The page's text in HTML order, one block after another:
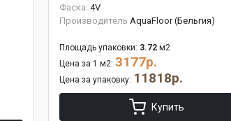
Фаска: 4V
Производитель AquaFloor (Бельгия)
Площадь упаковки: 3.72 м2
Цена за 1 м2: 3177р.
Цена за упаковку: 11818р.
Купить